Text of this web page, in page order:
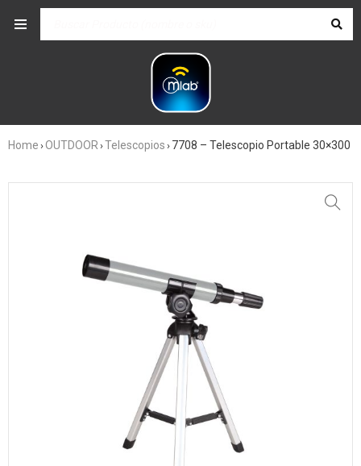
Home ›OUTDOOR ›Telescopios › 7708 – Telescopio Portable 30×300